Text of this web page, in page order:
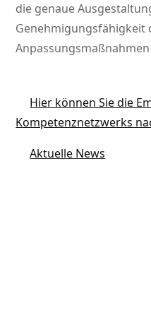
die genaue
Genehmigungsfähigkeit
Anpassungsmaßnahmen
Hier können Sie die
Kompetenznetzwerks
Aktuelle News